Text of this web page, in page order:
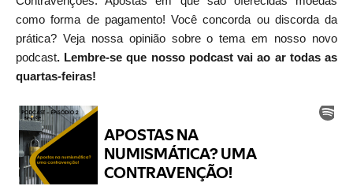
como forma de pagamento! Você concorda ou discorda da
prática? Veja nossa opinião sobre o tema em nosso novo
podcast. Lembre-se que nosso podcast vai ao ar todas as
quartas-feiras!